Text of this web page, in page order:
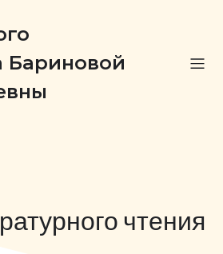
Бариновой
чтения